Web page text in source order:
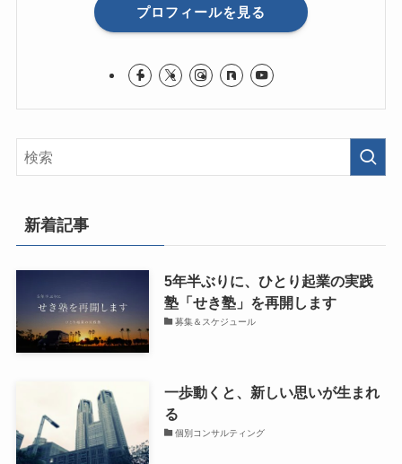
プロフィールを見る
新着記事
5年半ぶりに、ひとり起業の実践
塾「せき塾」を再開します
募集＆スケジュール
一歩動くと、新しい思いが生まれ
る
個別コンサルティング